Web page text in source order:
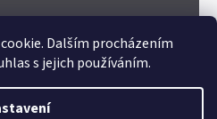
Dalším procházením
s jejich používáním.
mime digital
store.com